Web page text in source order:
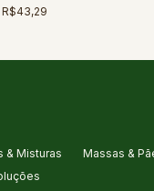
R$43,29
& Misturas Massas &